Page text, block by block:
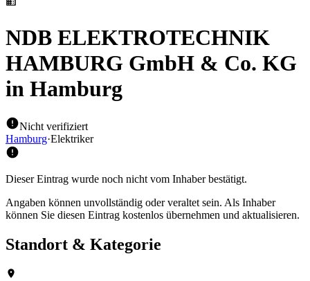
NDB ELEKTROTECHNIK
HAMBURG GmbH & Co. KG
in Hamburg
Nicht verifiziert
Hamburg·Elektriker
Dieser Eintrag wurde noch nicht vom Inhaber bestätigt.
Angaben können unvollständig oder veraltet sein. Als Inhaber
können Sie diesen Eintrag kostenlos übernehmen und aktualisieren.
Standort & Kategorie